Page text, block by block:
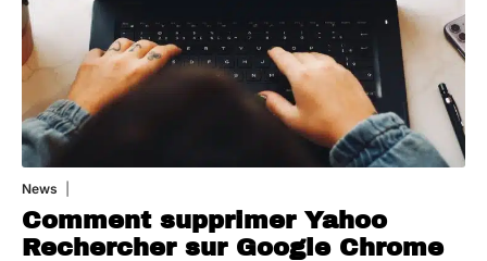
News
Comment supprimer Yahoo
Rechercher sur Google Chrome